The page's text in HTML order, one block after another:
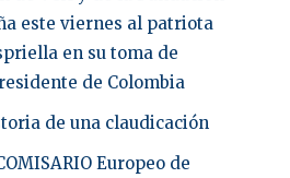
este viernes al patriota
en su toma de
de Colombia
de una claudicación
Europeo de